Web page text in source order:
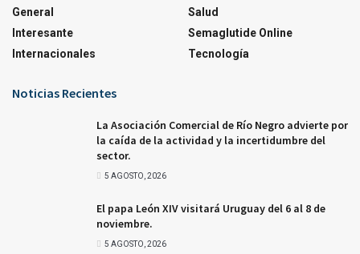
General
Interesante
Internacionales
Salud
Semaglutide Online
Tecnología
Noticias Recientes
La Asociación Comercial de Río Negro advierte por
la caída de la actividad y la incertidumbre del
sector.
5 AGOSTO, 2026
El papa León XIV visitará Uruguay del 6 al 8 de
noviembre.
5 AGOSTO, 2026